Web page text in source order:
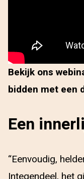
Bekijk ons
bidden met een
Een
“Eenvoudig,